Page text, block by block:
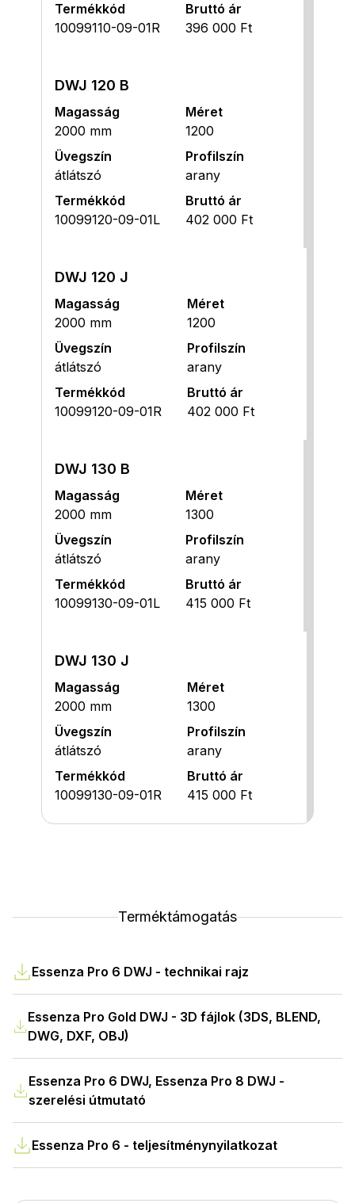
Termékkód
10099110-09-01R
Bruttó ár
396 000 Ft
DWJ 120 B
Magasság
2000 mm
Méret
1200
Üvegszín
átlátszó
Profilszín
arany
Termékkód
10099120-09-01L
Bruttó ár
402 000 Ft
DWJ 120 J
Magasság
2000 mm
Méret
1200
Üvegszín
átlátszó
Profilszín
arany
Termékkód
10099120-09-01R
Bruttó ár
402 000 Ft
DWJ 130 B
Magasság
2000 mm
Méret
1300
Üvegszín
átlátszó
Profilszín
arany
Termékkód
10099130-09-01L
Bruttó ár
415 000 Ft
DWJ 130 J
Magasság
2000 mm
Méret
1300
Üvegszín
átlátszó
Profilszín
arany
Termékkód
10099130-09-01R
Bruttó ár
415 000 Ft
Terméktámogatás
Essenza Pro 6 DWJ - technikai rajz
Essenza Pro Gold DWJ - 3D fájlok (3DS, BLEND,
DWG, DXF, OBJ)
Essenza Pro 6 DWJ, Essenza Pro 8 DWJ -
szerelési útmutató
Essenza Pro 6 - teljesítménynyilatkozat